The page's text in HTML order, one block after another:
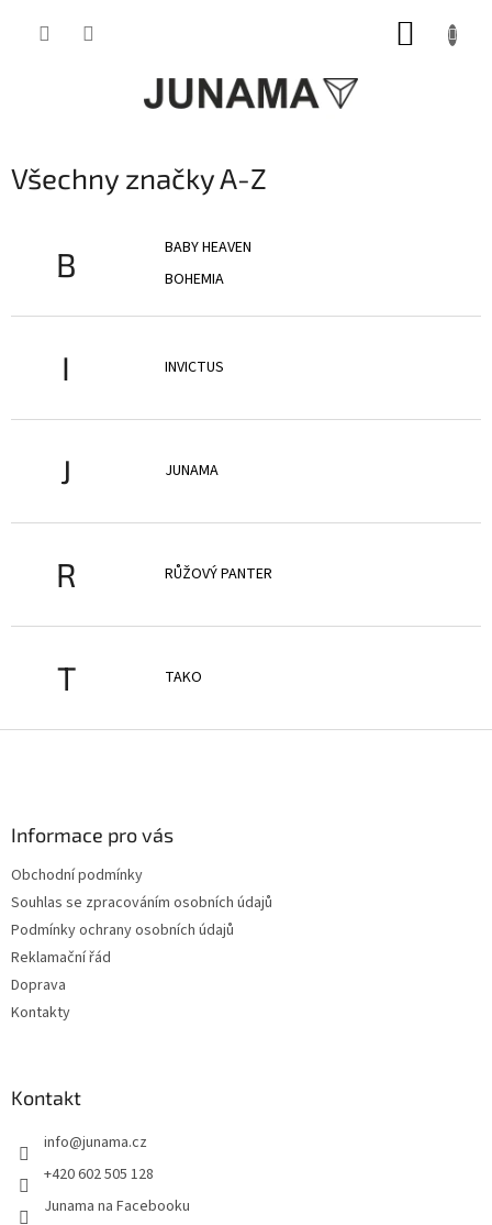
Všechny značky A-Z
B
BABY HEAVEN
BOHEMIA
I INVICTUS
J JUNAMA
R RŮŽOVÝ PANTER
T TAKO
Informace pro vás
Obchodní podmínky
Souhlas se zpracováním osobních údajů
Podmínky ochrany osobních údajů
Reklamační řád
Doprava
Kontakty
Kontakt
info@junama.cz
+420 602 505 128
Junama na Facebooku